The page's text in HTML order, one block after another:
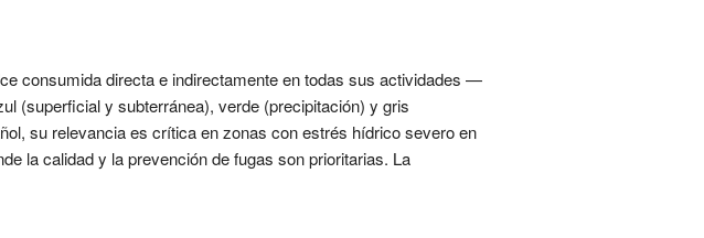
consumida directa e indirectamente en todas sus actividades —
(superficial y subterránea), verde (precipitación) y gris
su relevancia es crítica en zonas con estrés hídrico severo en
la calidad y la prevención de fugas son prioritarias. La